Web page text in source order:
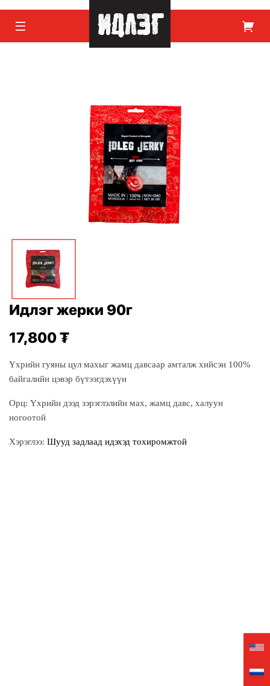
Идлэг жерки 90г
17,800₮
Үхрийн гуяны цул махыг жамц давсаар амталж хийсэн 100%
байгалийн цэвэр бүтээгдэхүүн
Орц: Үхрийн дээд зэрэглэлийн мах, жамц давс, халуун
ногоотой
Хэрэглээ: Шууд задлаад идэхэд тохиромжтой